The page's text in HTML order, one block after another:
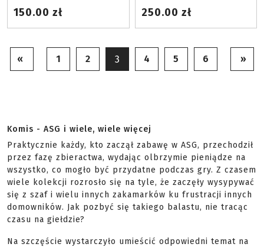
150.00 zł 250.00 zł
« 1 2 3 4 5 6 »
Komis - ASG i wiele, wiele więcej
Praktycznie każdy, kto zaczął zabawę w ASG, przechodził
przez fazę zbieractwa, wydając olbrzymie pieniądze na
wszystko, co mogło być przydatne podczas gry. Z czasem
wiele kolekcji rozrosło się na tyle, że zaczęły wysypywać
się z szaf i wielu innych zakamarków ku frustracji innych
domowników. Jak pozbyć się takiego balastu, nie tracąc
czasu na giełdzie?
Na szczęście wystarczyło umieścić odpowiedni temat na